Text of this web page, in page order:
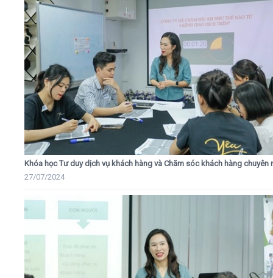
Khóa học Tư duy dịch vụ khách hàng và Chăm sóc khách hàng chuyên
27/07/2024